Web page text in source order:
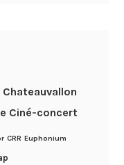
Chateauvallon
Ciné-concert
CRR Euphonium